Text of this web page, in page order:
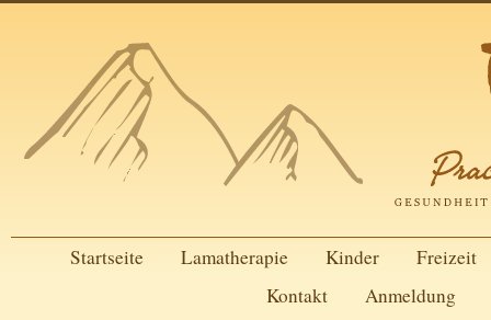
Startseite Lamatherapie Kinder
Freizeit
Kontakt
Anmeldung